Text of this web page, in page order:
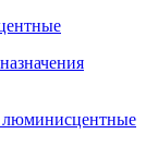
люминисцентные